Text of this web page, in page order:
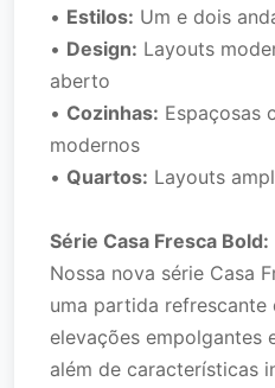
• Estilos: Um e dois
• Design: Layouts
aberto
• Cozinhas: Espaçosas
modernos
• Quartos: Layouts
Série Casa Fresca Bold:
Nossa nova série Casa
uma partida
elevações empolgantes
além de características